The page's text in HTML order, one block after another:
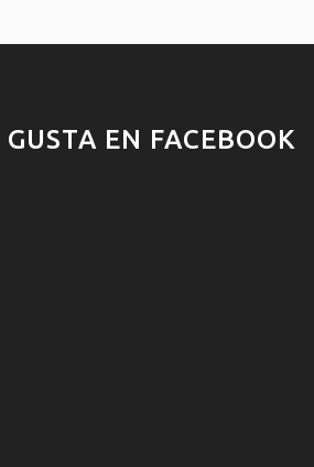
EN FACEBOOK